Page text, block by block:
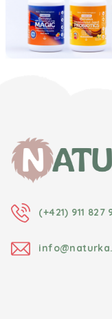
Zápätie
(+421) 911 827